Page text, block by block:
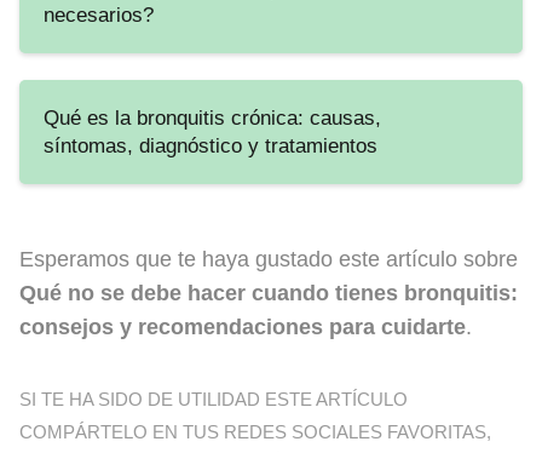
necesarios?
Qué es la bronquitis crónica: causas,
síntomas, diagnóstico y tratamientos
Esperamos que te haya gustado este artículo sobre
Qué no se debe hacer cuando tienes bronquitis:
consejos y recomendaciones para cuidarte.
SI TE HA SIDO DE UTILIDAD ESTE ARTÍCULO
COMPÁRTELO EN TUS REDES SOCIALES FAVORITAS,